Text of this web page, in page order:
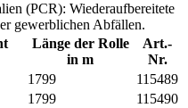
(PCR): Wiederaufbereitete
gewerblichen Abfällen.
Länge der Rolle
in m
Art.-
Nr.
1799
115489
1799
115490